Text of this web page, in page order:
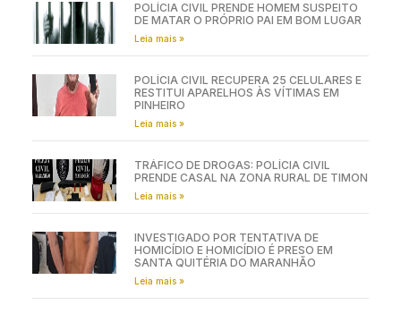
POLÍCIA CIVIL PRENDE HOMEM SUSPEITO
DE MATAR O PRÓPRIO PAI EM BOM LUGAR
Leia mais »
POLÍCIA CIVIL RECUPERA 25 CELULARES E
RESTITUI APARELHOS ÀS VÍTIMAS EM
PINHEIRO
Leia mais »
TRÁFICO DE DROGAS: POLÍCIA CIVIL
PRENDE CASAL NA ZONA RURAL DE TIMON
Leia mais »
INVESTIGADO POR TENTATIVA DE
HOMICÍDIO E HOMICÍDIO É PRESO EM
SANTA QUITÉRIA DO MARANHÃO
Leia mais »